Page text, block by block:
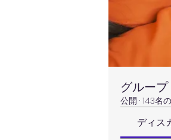
グループ
公開 · 143名
ディス